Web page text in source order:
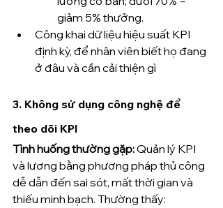
giảm 5% thưởng.
Công khai dữ liệu hiệu suất KPI
định kỳ, để nhân viên biết họ đang
ở đâu và cần cải thiện gì
3. Không sử dụng công nghệ để
theo dõi KPI
Tình huống thường gặp: Quản lý KPI
và lương bằng phương pháp thủ công
dễ dẫn đến sai sót, mất thời gian và
thiếu minh bạch. Thường thấy: